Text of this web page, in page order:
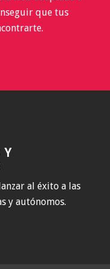
que tus
Y
al éxito a las
y autónomos.